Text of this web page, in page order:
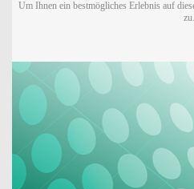
Um Ihnen ein bestmögliches Erlebnis auf